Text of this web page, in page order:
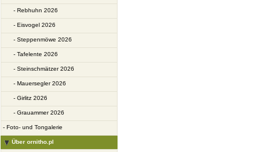
- Rebhuhn 2026
- Eisvogel 2026
- Steppenmöwe 2026
- Tafelente 2026
- Steinschmätzer 2026
- Mauersegler 2026
- Girlitz 2026
- Grauammer 2026
- Foto- und Tongalerie
Über ornitho.pl